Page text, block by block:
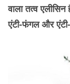
वाला तत्व
एंटी-फंगल और